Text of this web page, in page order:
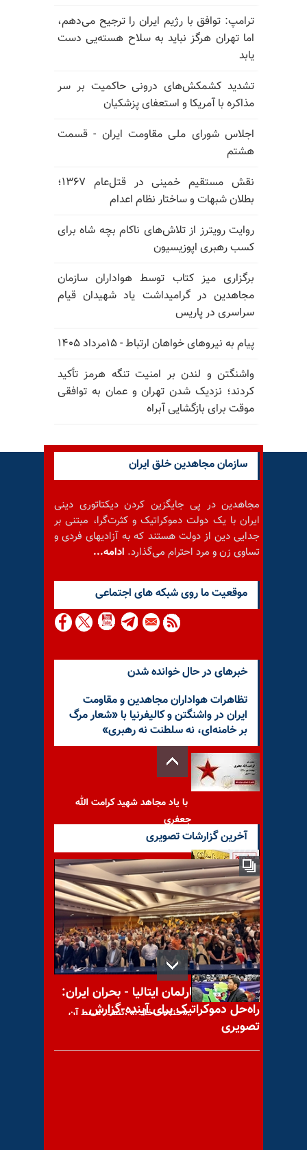
ترامپ: توافق با رژیم ایران را ترجیح می‌دهم،
اما تهران هرگز نباید به سلاح هسته‌یی دست
یابد
تشدید کشمکش‌های درونی حاکمیت بر سر
مذاکره با آمریکا و استعفای پزشکیان
اجلاس شورای ملی مقاومت ایران - قسمت
هشتم
نقش مستقیم خمینی در قتل‌عام ۱۳۶۷؛
بطلان شبهات و ساختار نظام اعدام
روایت رویترز از تلاش‌های ناکام بچه شاه برای
کسب رهبری اپوزیسیون
برگزاری میز کتاب توسط هواداران سازمان
مجاهدین در گرامیداشت یاد شهیدان قیام
سراسری در پاریس
پیام به نیروهای خواهان ارتباط - ۱۵مرداد ۱۴۰۵
واشنگتن و لندن بر امنیت تنگه هرمز تأکید
کردند؛ نزدیک شدن تهران و عمان به توافقی
موقت برای بازگشایی آبراه
سازمان مجاهدین خلق ایران
مجاهدین در پی جایگزین کردن دیکتاتوری دینی
ایران با یک دولت دموکراتیک و کثرت‌گرا، مبتنی بر
جدایی دین از دولت هستند که به آزادیهای فردی و
تساوی زن و مرد احترام می‌گذارد. ادامه...
موقعيت ما روى شبكه هاى اجتماعى
خبرهای در حال خوانده شدن
تظاهرات هواداران مجاهدین و مقاومت
ایران در واشنگتن و کالیفرنیا با «شعار مرگ
بر خامنه‌ای، نه سلطنت نه رهبری»
با یاد مجاهد شهید کرامت الله
جعفری
زوزه‌های شکست نظام در
نسل‌کشی و شیطان‌سازی از
مجاهدین
«جنازه‌چرخانی» رئیسی و ربط آن
آخرین گزارشات تصویری
کنفرانس در پارلمان ایتالیا - بحران ایران:
راه‌حل دموکراتیک برای آینده-گزارش
تصویری